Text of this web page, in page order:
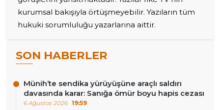
kurumsal bakışıyla örtüşmeyebilir. Yazıların tüm
hukuki sorumluluğu yazarlarına aittir.
SON HABERLER
Münih’te sendika yürüyüşüne araçlı saldırı
davasında karar: Sanığa ömür boyu hapis cezası
6 Ağustos 2026 19:59